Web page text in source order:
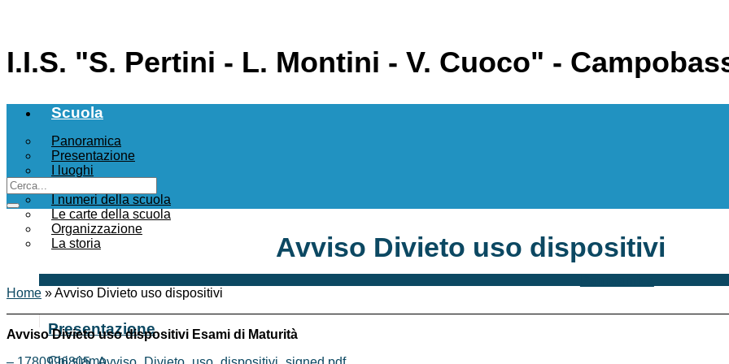
I.I.S. "S. Pertini - L. Montini - V. Cuoco" -
Scuola
Panoramica
Presentazione
I luoghi
I numeri della scuola
Le carte della scuola
Organizzazione
La storia
Presentazione
Avviso Divieto uso dispositivi
Home »Avviso Divieto uso dispositivi
Avviso Divieto uso dispositivi Esami di Maturità